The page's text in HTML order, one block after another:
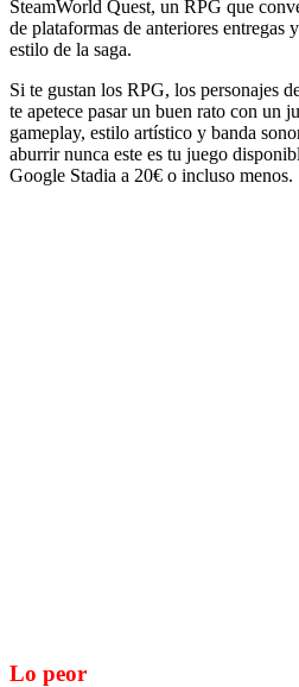
SteamWorld Quest, un RPG que
de plataformas de anteriores entregas
estilo de la saga.
Si te gustan los RPG, los personajes
te apetece pasar un buen rato con un
gameplay, estilo artístico y banda
aburrir nunca este es tu juego
Google Stadia a 20€ o incluso menos.
Lo peor